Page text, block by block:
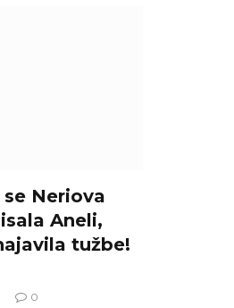
Neriova
Aneli,
tužbe!
0